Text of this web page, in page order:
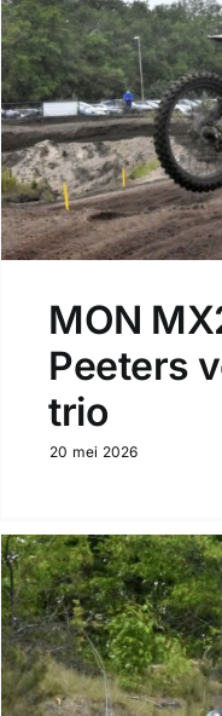
MON
Peeters
trio
20 mei 2026